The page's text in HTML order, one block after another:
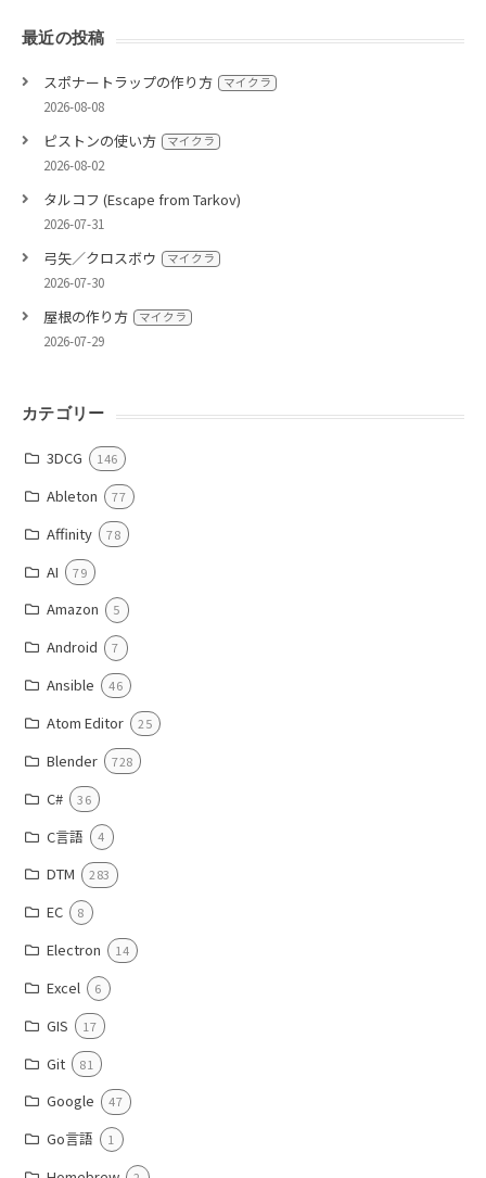
最近の投稿
スポナートラップの作り方 マイクラ
2026-08-08
ピストンの使い方 マイクラ
2026-08-02
タルコフ (Escape from Tarkov)
2026-07-31
弓矢／クロスボウ マイクラ
2026-07-30
屋根の作り方 マイクラ
2026-07-29
カテゴリー
3DCG 146
Ableton 77
Affinity 78
AI 79
Amazon 5
Android 7
Ansible 46
Atom Editor 25
Blender 728
C# 36
C言語 4
DTM 283
EC 8
Electron 14
Excel 6
GIS 17
Git 81
Google 47
Go言語 1